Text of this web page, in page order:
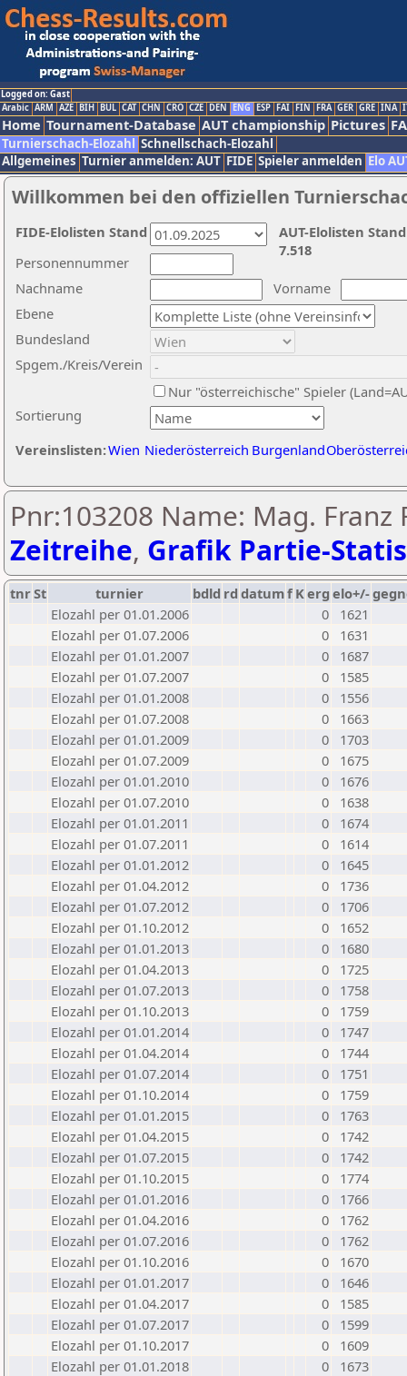
Logged on: Gast
Arabic ARM AZE BIH BUL CAT CHN CRO CZE DEN ENG ESP FAI FIN FRA GER GRE INA
Home Tournament-Database AUT championship Pictures
Turnierschach-Elozahl Schnellschach-Elozahl
Allgemeines Turnier anmelden: AUT FIDE Spieler anmelden Elo
Willkommen bei den offiziellen
Nachname
Vorname
Ebene
Sortierung
Personennummer
Bundesland
Spgem./Kreis/Verein
Nur "österreichische" Spieler
Vereinslisten:Wien Niederösterreich Burgenland
AUT-Elolisten
7.518
FIDE-Elolisten Stand
Pnr:103208 Name: Mag. Franz
Zeitreihe, Grafik Partie-
tnrSt turnier bdld rd datumf Kerg elo+/-
Elozahl per 01.01.2006
0
1621
Elozahl per 01.07.2006
0
1631
Elozahl per 01.01.2007
0
1687
Elozahl per 01.07.2007
0
1585
Elozahl per 01.01.2008
0
1556
Elozahl per 01.07.2008
0
1663
Elozahl per 01.01.2009
0
1703
Elozahl per 01.07.2009
0
1675
Elozahl per 01.01.2010
0
1676
Elozahl per 01.07.2010
0
1638
Elozahl per 01.01.2011
0
1674
Elozahl per 01.07.2011
0
1614
Elozahl per 01.01.2012
0
1645
Elozahl per 01.04.2012
0
1736
Elozahl per 01.07.2012
0
1706
Elozahl per 01.10.2012
0
1652
Elozahl per 01.01.2013
0
1680
Elozahl per 01.04.2013
0
1725
Elozahl per 01.07.2013
0
1758
Elozahl per 01.10.2013
0
1759
Elozahl per 01.01.2014
0
1747
Elozahl per 01.04.2014
0
1744
Elozahl per 01.07.2014
0
1751
Elozahl per 01.10.2014
0
1759
Elozahl per 01.01.2015
0
1763
Elozahl per 01.04.2015
0
1742
Elozahl per 01.07.2015
0
1742
Elozahl per 01.10.2015
0
1774
Elozahl per 01.01.2016
0
1766
Elozahl per 01.04.2016
0
1762
Elozahl per 01.07.2016
0
1762
Elozahl per 01.10.2016
0
1670
Elozahl per 01.01.2017
0
1646
Elozahl per 01.04.2017
0
1585
Elozahl per 01.07.2017
0
1599
Elozahl per 01.10.2017
0
1609
Elozahl per 01.01.2018
0
1673